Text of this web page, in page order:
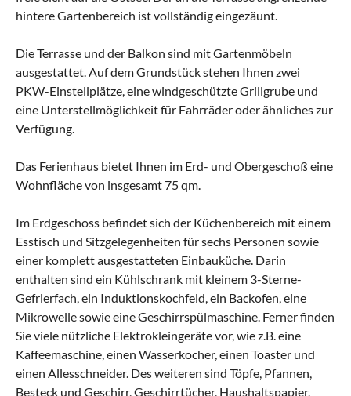
hintere Gartenbereich ist vollständig eingezäunt.
Die Terrasse und der Balkon sind mit Gartenmöbeln
ausgestattet. Auf dem Grundstück stehen Ihnen zwei
PKW-Einstellplätze, eine windgeschützte Grillgrube und
eine Unterstellmöglichkeit für Fahrräder oder ähnliches zur
Verfügung.
Das Ferienhaus bietet Ihnen im Erd- und Obergeschoß eine
Wohnfläche von insgesamt 75 qm.
Im Erdgeschoss befindet sich der Küchenbereich mit einem
Esstisch und Sitzgelegenheiten für sechs Personen sowie
einer komplett ausgestatteten Einbauküche. Darin
enthalten sind ein Kühlschrank mit kleinem 3-Sterne-
Gefrierfach, ein Induktionskochfeld, ein Backofen, eine
Mikrowelle sowie eine Geschirrspülmaschine. Ferner finden
Sie viele nützliche Elektrokleingeräte vor, wie z.B. eine
Kaffeemaschine, einen Wasserkocher, einen Toaster und
einen Allesschneider. Des weiteren sind Töpfe, Pfannen,
Besteck und Geschirr, Geschirrtücher, Haushaltspapier,